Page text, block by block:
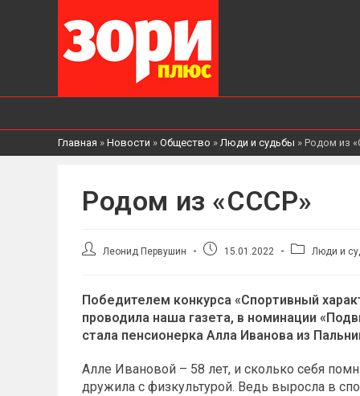
Главная » Новости » Общество »Люди и судьбы » Родом из
Родом из «СССР»
АвторЛеонид Первушин
Запись15.01.2022
Рубрика
Люди и
Победителем конкурса «Спортивный
проводила наша газета, в номинации
стала пенсионерка Алла Иванова из
Алле Ивановой – 58 лет, и сколько себя
дружила с физкультурой. Ведь выросла в